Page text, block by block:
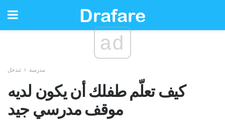
ad
مدرسة تتدخل
كيف تعلّم طفلك أن يكون لديه
موقف مدرسي جيد